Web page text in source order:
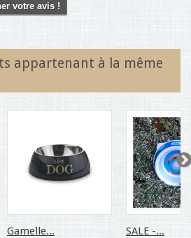
votre avis !
appartenant à la même
Gamelle... SALE -...